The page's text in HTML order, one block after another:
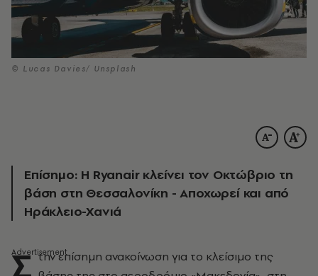
© Lucas Davies/ Unsplash
Επίσημο: Η Ryanair κλείνει τον Οκτώβριο τη
βάση στη Θεσσαλονίκη - Αποχωρεί και από
Ηράκλειο-Χανιά
Σ την επίσημη ανακοίνωση για το κλείσιμο της